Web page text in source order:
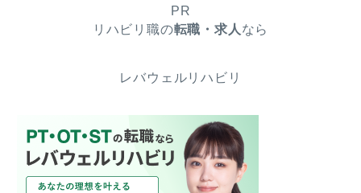
PR
リハビリ職の転職・求人 なら
レバウェルリハビリ